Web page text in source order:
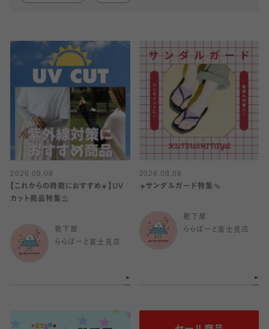
2026.08.08
【これからの時期におすすめ☀️】UV
カット商品特集⛱️
靴下屋
ららぽーと富士見店
2026.08.08
☀️サンダルガード特集🩴
靴下屋
ららぽーと富士見店